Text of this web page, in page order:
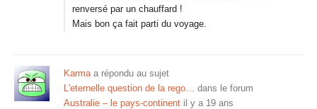
renversé par un chauffard !
Mais bon ça fait parti du voyage.
Karmaa répondu au sujet
L'eternelle question de la rego… dans le forum
Australie – le pays-continent il y a 19 ans